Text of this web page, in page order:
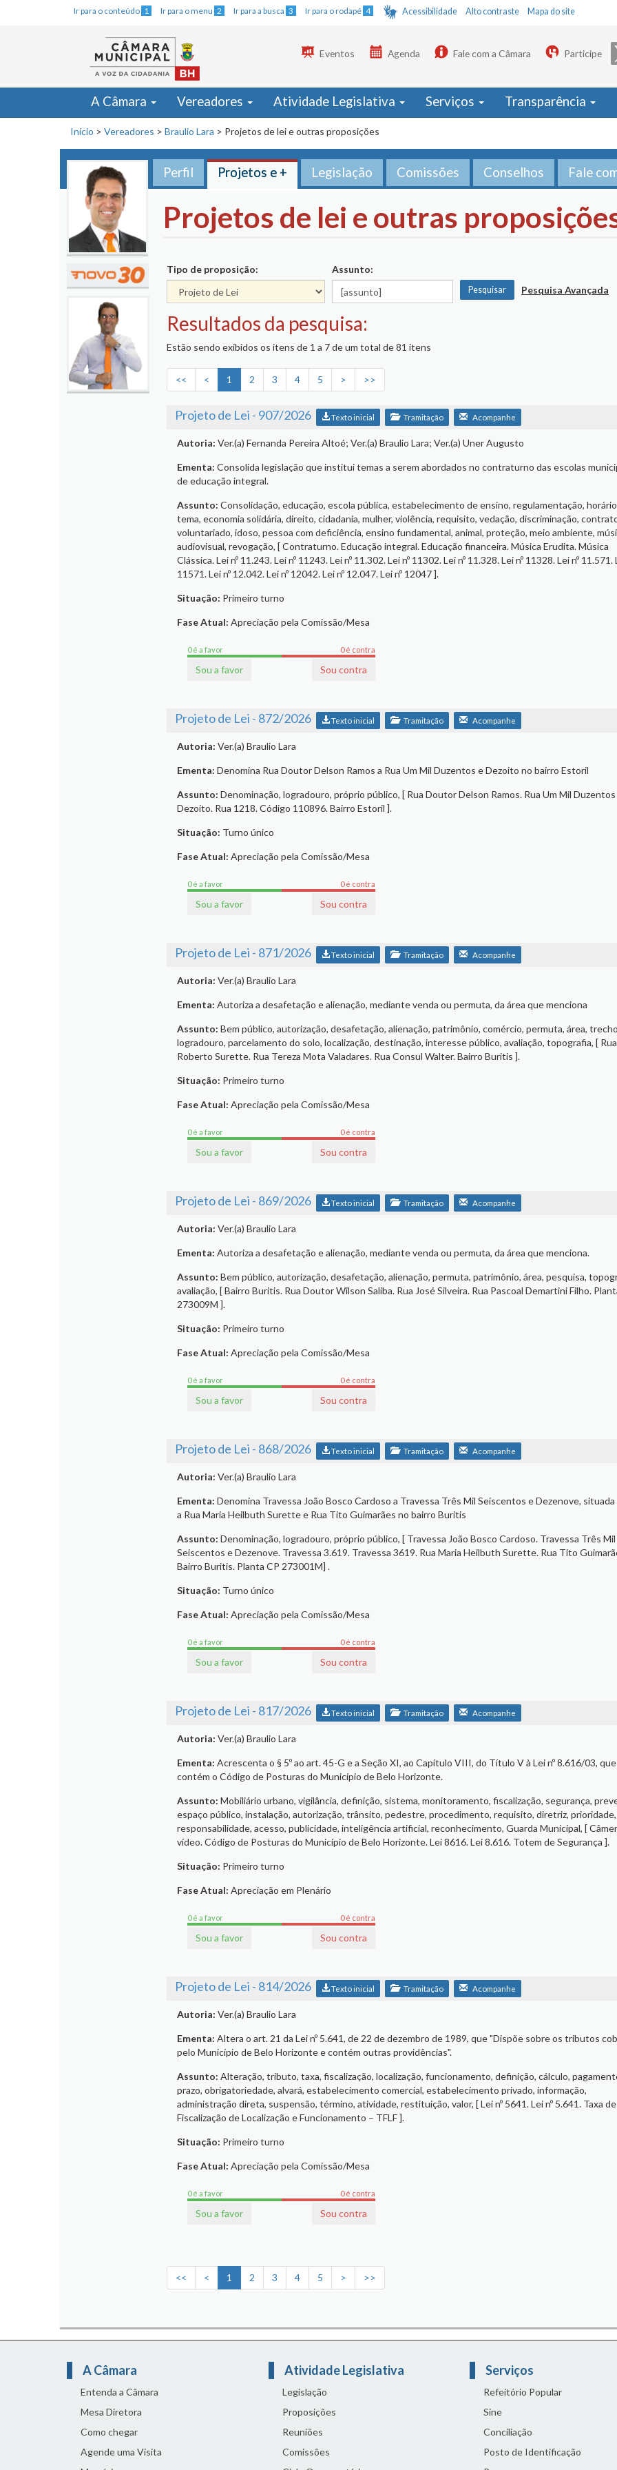
Ir para o conteúdo 1 Ir para o menu 2 Ir para a busca 3 Ir para o rodapé 4 Acessibilidade Alto contraste Mapa do site
Eventos Agenda Fale com a Câmara Participe
A Câmara Vereadores Atividade Legislativa Serviços Transparência
Início > Vereadores > Braulio Lara > Projetos de lei e outras proposições
Perfil Projetos e + Legislação Comissões Conselhos Fale
Projetos de lei e outras
Tipo de proposição:
Assunto:
Pesquisa Avançada
Resultados da pesquisa:
Estão sendo exibidos os itens de 1 a 7 de um total de 81 itens
<< < 1 2 3 4 5 > >>
Projeto de Lei - 907/2026 Texto inicial Tramitação Acompanhe
Autoria: Ver.(a) Fernanda Pereira Altoé; Ver.(a) Braulio Lara; Ver.(a) Uner Augusto
Ementa: Consolida legislação que institui temas a serem abordados no contraturno das escolas
de educação integral.
Assunto: Consolidação, educação, escola pública, estabelecimento de ensino, regulamentação,
tema, economia solidária, direito, cidadania, mulher, violência, requisito, vedação, discriminação,
voluntariado, idoso, pessoa com deficiência, ensino fundamental, animal, proteção, meio ambiente,
audiovisual, revogação, [ Contraturno. Educação integral. Educação financeira. Música Erudita. Música
Clássica. Lei nº 11.243. Lei nº 11243. Lei nº 11.302. Lei nº 11302. Lei nº 11.328. Lei nº 11328. Lei nº 11.571.
11571. Lei nº 12.042. Lei nº 12042. Lei nº 12.047. Lei nº 12047 ].
Situação: Primeiro turno
Fase Atual: Apreciação pela Comissão/Mesa
0 é a favor 0 é contra
Sou a favor Sou contra
Projeto de Lei - 872/2026 Texto inicial Tramitação Acompanhe
Autoria: Ver.(a) Braulio Lara
Ementa: Denomina Rua Doutor Delson Ramos a Rua Um Mil Duzentos e Dezoito no bairro Estoril
Assunto: Denominação, logradouro, próprio público, [ Rua Doutor Delson Ramos. Rua Um Mil
Dezoito. Rua 1218. Código 110896. Bairro Estoril ].
Situação: Turno único
Fase Atual: Apreciação pela Comissão/Mesa
0 é a favor 0 é contra
Sou a favor Sou contra
Projeto de Lei - 871/2026 Texto inicial Tramitação Acompanhe
Autoria: Ver.(a) Braulio Lara
Ementa: Autoriza a desafetação e alienação, mediante venda ou permuta, da área que menciona
Assunto: Bem público, autorização, desafetação, alienação, patrimônio, comércio, permuta, área,
logradouro, parcelamento do solo, localização, destinação, interesse público, avaliação, topografia, [
Roberto Surette. Rua Tereza Mota Valadares. Rua Consul Walter. Bairro Buritis ].
Situação: Primeiro turno
Fase Atual: Apreciação pela Comissão/Mesa
0 é a favor 0 é contra
Sou a favor Sou contra
Projeto de Lei - 869/2026 Texto inicial Tramitação Acompanhe
Autoria: Ver.(a) Braulio Lara
Ementa: Autoriza a desafetação e alienação, mediante venda ou permuta, da área que menciona.
Assunto: Bem público, autorização, desafetação, alienação, permuta, patrimônio, área, pesquisa,
avaliação, [ Bairro Buritis. Rua Doutor Wilson Saliba. Rua José Silveira. Rua Pascoal Demartini Filho.
273009M ].
Situação: Primeiro turno
Fase Atual: Apreciação pela Comissão/Mesa
0 é a favor 0 é contra
Sou a favor Sou contra
Projeto de Lei - 868/2026 Texto inicial Tramitação Acompanhe
Autoria: Ver.(a) Braulio Lara
Ementa: Denomina Travessa João Bosco Cardoso a Travessa Três Mil Seiscentos e Dezenove,
a Rua Maria Heilbuth Surette e Rua Tito Guimarães no bairro Buritis
Assunto: Denominação, logradouro, próprio público, [ Travessa João Bosco Cardoso. Travessa Três Mil
Seiscentos e Dezenove. Travessa 3.619. Travessa 3619. Rua Maria Heilbuth Surette. Rua Tito
Bairro Buritis. Planta CP 273001M] .
Situação: Turno único
Fase Atual: Apreciação pela Comissão/Mesa
0 é a favor 0 é contra
Sou a favor Sou contra
Projeto de Lei - 817/2026 Texto inicial Tramitação Acompanhe
Autoria: Ver.(a) Braulio Lara
Ementa: Acrescenta o § 5º ao art. 45-G e a Seção XI, ao Capítulo VIII, do Título V à Lei nº 8.616/03, que
contém o Código de Posturas do Município de Belo Horizonte.
Assunto: Mobiliário urbano, vigilância, definição, sistema, monitoramento, fiscalização, segurança,
espaço público, instalação, autorização, trânsito, pedestre, procedimento, requisito, diretriz, prioridade,
responsabilidade, acesso, publicidade, inteligência artificial, reconhecimento, Guarda Municipal, [
vídeo. Código de Posturas do Município de Belo Horizonte. Lei 8616. Lei 8.616. Totem de Segurança ].
Situação: Primeiro turno
Fase Atual: Apreciação em Plenário
0 é a favor 0 é contra
Sou a favor Sou contra
Projeto de Lei - 814/2026 Texto inicial Tramitação Acompanhe
Autoria: Ver.(a) Braulio Lara
Ementa: Altera o art. 21 da Lei nº 5.641, de 22 de dezembro de 1989, que "Dispõe sobre os tributos
pelo Município de Belo Horizonte e contém outras providências".
Assunto: Alteração, tributo, taxa, fiscalização, localização, funcionamento, definição, cálculo,
prazo, obrigatoriedade, alvará, estabelecimento comercial, estabelecimento privado, informação,
administração direta, suspensão, término, atividade, restituição, valor, [ Lei nº 5641. Lei nº 5.641. Taxa de
Fiscalização de Localização e Funcionamento – TFLF ].
Situação: Primeiro turno
Fase Atual: Apreciação pela Comissão/Mesa
0 é a favor 0 é contra
Sou a favor Sou contra
<< < 1 2 3 4 5 > >>
A Câmara
Entenda a Câmara
Mesa Diretora
Como chegar
Agende uma Visita
Atividade Legislativa
Legislação
Proposições
Reuniões
Comissões
Serviços
Refeitório Popular
Sine
Conciliação
Posto de Identificação